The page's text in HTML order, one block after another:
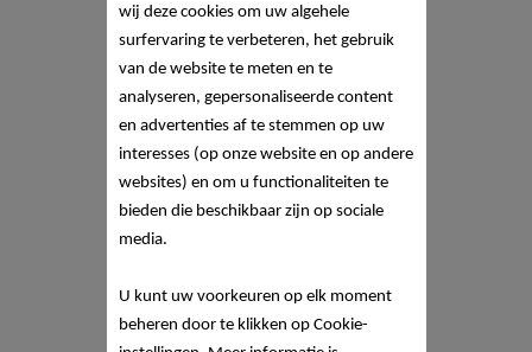
wij deze cookies om uw algehele
surfervaring te verbeteren, het gebruik
van de website te meten en te
analyseren, gepersonaliseerde content
en advertenties af te stemmen op uw
interesses (op onze website en op andere
websites) en om u functionaliteiten te
bieden die beschikbaar zijn op sociale
media.
U kunt uw voorkeuren op elk moment
beheren door te klikken op Cookie-